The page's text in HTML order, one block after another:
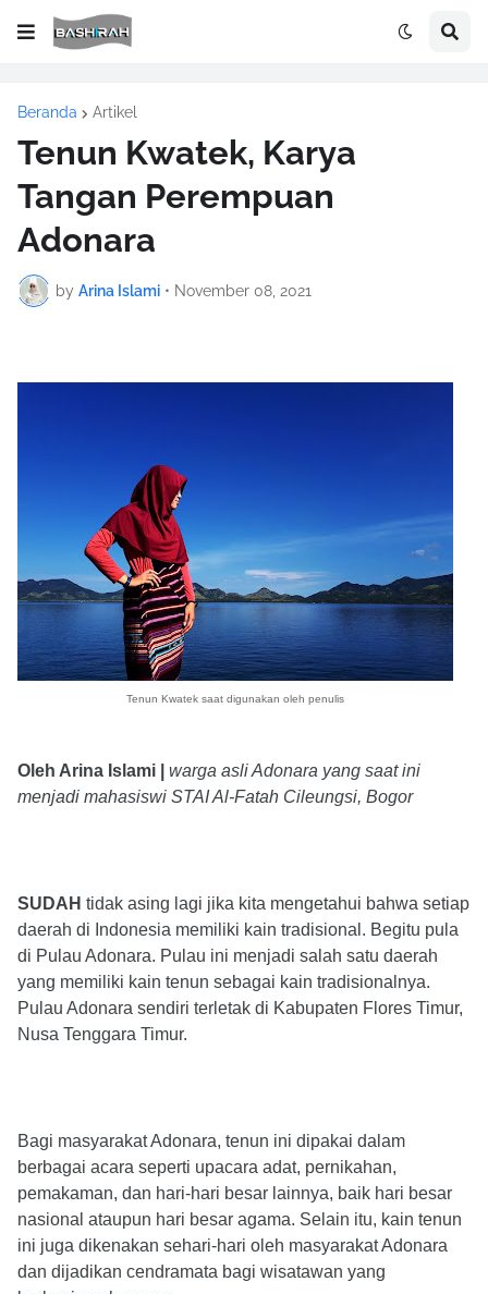
Beranda Artikel
Tenun Kwatek, Karya
Tangan Perempuan
Adonara
by Arina Islami • November 08, 2021
Tenun Kwatek saat digunakan oleh penulis
Oleh Arina Islami | warga asli Adonara yang saat ini
menjadi mahasiswi STAI Al-Fatah Cileungsi, Bogor
SUDAH tidak asing lagi jika kita mengetahui bahwa setiap
daerah di Indonesia memiliki kain tradisional. Begitu pula
di Pulau Adonara. Pulau ini menjadi salah satu daerah
yang memiliki kain tenun sebagai kain tradisionalnya.
Pulau Adonara sendiri terletak di Kabupaten Flores Timur,
Nusa Tenggara Timur.
Bagi masyarakat Adonara, tenun ini dipakai dalam
berbagai acara seperti upacara adat, pernikahan,
pemakaman, dan hari-hari besar lainnya, baik hari besar
nasional ataupun hari besar agama. Selain itu, kain tenun
ini juga dikenakan sehari-hari oleh masyarakat Adonara
dan dijadikan cendramata bagi wisatawan yang